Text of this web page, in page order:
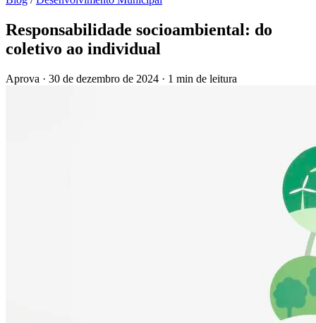
Responsabilidade socioambiental: do
coletivo ao individual
Aprova · 30 de dezembro de 2024 · 1 min de leitura